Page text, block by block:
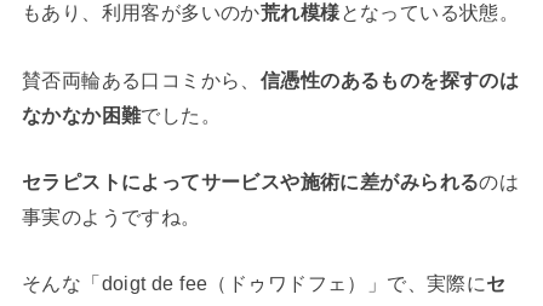
もあり、利用客が多いのか荒れ模様となっている状態。
賛否両輪ある口コミから、 信憑性のあるものを探すのは
なかなか困難でした。
セラピストによってサービスや施術に差がみられるのは
事実のようですね。
そんな「doigt de fee（ドゥワドフェ）」で、実際にセ